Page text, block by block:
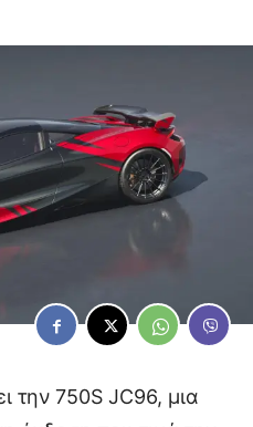
την 750S JC96, μια